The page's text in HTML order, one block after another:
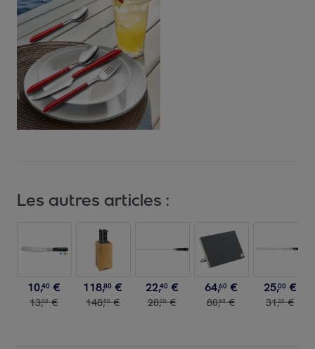
Les autres articles :
10,40 €
13,00 €
118,80 €
148,50 €
22,40 €
28,00 €
64,60 €
80,80 €
25,00 €
31,20 €